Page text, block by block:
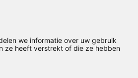
we informatie over uw gebruik
ze heeft verstrekt of die ze hebben